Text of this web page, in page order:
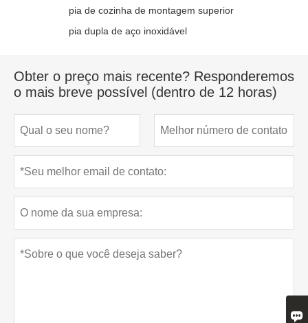
pia de cozinha de montagem superior
pia dupla de aço inoxidável
Obter o preço mais recente? Responderemos
o mais breve possível (dentro de 12 horas)
